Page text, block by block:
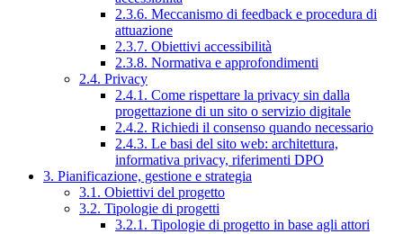
2.3.6. Meccanismo di feedback e procedura di
attuazione
2.3.7. Obiettivi accessibilità
2.3.8. Normativa e approfondimenti
2.4. Privacy
2.4.1. Come rispettare la privacy sin dalla
progettazione di un sito o servizio digitale
2.4.2. Richiedi il consenso quando necessario
2.4.3. Le basi del sito web: architettura,
informativa privacy, riferimenti DPO
3. Pianificazione, gestione e strategia
3.1. Obiettivi del progetto
3.2. Tipologie di progetti
3.2.1. Tipologie di progetto in base agli attori